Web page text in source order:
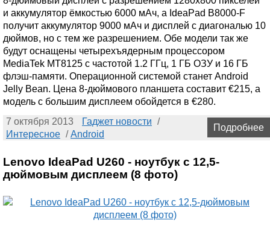
и аккумулятор ёмкостью 6000 мАч, а IdeaPad B8000-F
получит аккумулятор 9000 мАч и дисплей с диагональю 10
дюймов, но с тем же разрешением. Обе модели так же
будут оснащены четырехъядерным процессором
MediaTek MT8125 с частотой 1.2 ГГц, 1 ГБ ОЗУ и 16 ГБ
флэш-памяти. Операционной системой станет Android
Jelly Bean. Цена 8-дюймового планшета составит €215, а
модель с большим дисплеем обойдется в €280.
7 октября 2013
Гаджет новости /
Интересное /Android
Подробнее
Lenovo IdeaPad U260 - ноутбук с 12,5-
дюймовым дисплеем (8 фото)